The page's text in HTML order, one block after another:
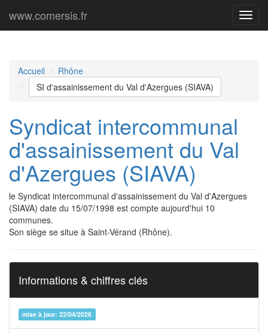
Menu
www.comersis.fr
Accueil
Rhône
SI d'assainissement du Val d'Azergues (SIAVA)
Syndicat intercommunal
d'assainissement du Val
d'Azergues (SIAVA)
le Syndicat intercommunal d'assainissement du Val d'Azergues
(SIAVA) date du 15/07/1998 est compte aujourd'hui 10
communes.
Son siège se situe à Saint-Vérand (Rhône).
Informations & chiffres clés
mise à jour: 22/04/2026